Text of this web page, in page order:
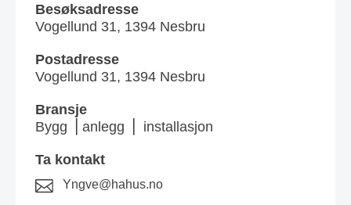
Besøksadresse
Vogellund 31, 1394 Nesbru
Postadresse
Vogellund 31, 1394 Nesbru
Bransje
Bygg ⎪anlegg ⎪ installasjon
Ta kontakt
Yngve@hahus.no